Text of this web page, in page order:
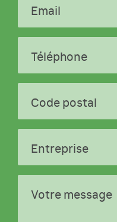
Email
Téléphone
Code postal
Entreprise
Votre message